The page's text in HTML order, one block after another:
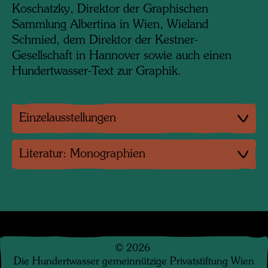
Koschatzky, Direktor der Graphischen
Sammlung Albertina in Wien, Wieland
Schmied, dem Direktor der Kestner-
Gesellschaft in Hannover sowie auch einen
Hundertwasser-Text zur Graphik.
Einzelausstellungen
Literatur: Monographien
© 2026
Die Hundertwasser gemeinnützige Privatstiftung Wien